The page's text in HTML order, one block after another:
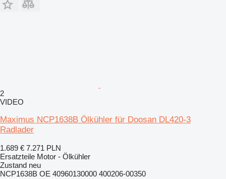
2
VIDEO
Maximus NCP1638B Ölkühler für Doosan DL420-3
Radlader
1.689 € 7.271 PLN
Ersatzteile Motor - Ölkühler
Zustand neu
NCP1638B OE 40960130000 400206-00350